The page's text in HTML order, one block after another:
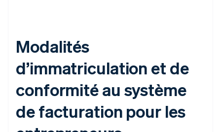
Modalités
d’immatriculation et de
conformité au système
de facturation pour les